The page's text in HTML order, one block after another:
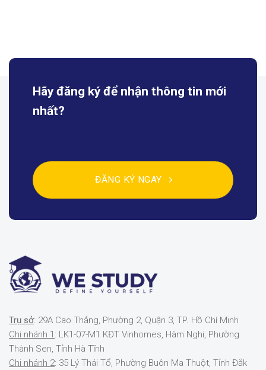
Hãy đăng ký để nhận thông tin mới
nhất?
ĐĂNG KÝ NGAY
Trụ sở: 29A Cao Thắng, Phường 2, Quận 3, TP. Hồ Chí Minh
Chi nhánh 1 : LK1-07-M1 KĐT Vinhomes, Hàm Nghi, Phường
Thành Sen, Tỉnh Hà Tĩnh
Chi nhánh 2: 35 Lý Thái Tổ, Phường Buôn Ma Thuột, Tỉnh Đắk